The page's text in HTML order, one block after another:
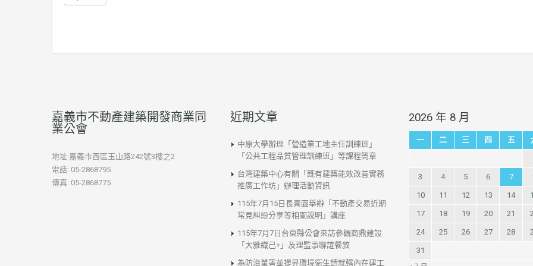
嘉義市不動產建築開發商業同
業公會
地址:嘉義市西區玉山路242號3樓之2
電話: 05-2868795
傳真: 05-2868775
近期文章
中原大學辦理「營造業工地主任訓練班」
「公共工程品質管理訓練班」等課程簡章
台灣建築中心有關「既有建築能效改善實務
推廣工作坊」辦理活動資訊
115年7月15日長青園舉辦「不動產交易近期
常見糾紛分享等相關說明」講座
115年7月7日台東縣公會來訪參觀商鼎建設
「大雅織己+」及理監事聯誼餐敘
為防治鼠害並提昇環境衛生請就轄內在建工
2026 年 8 月
一 二 三 四 五
3 4 5 6 7
10 11 12 13 14
17 18 19 20 21
24 25 26 27 28
31